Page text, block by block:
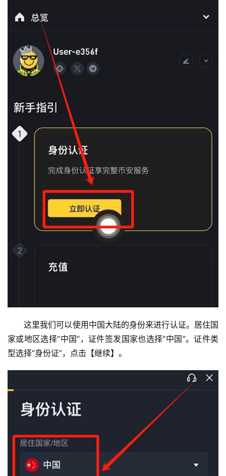
这里我们可以使用中国大陆的身份来进行认证。居住国
家或地区选择“中国”，证件签发国家也选择“中国”。证件类
型选择“身份证”，点击【继续】。